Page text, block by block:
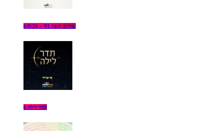
שירים וקפה 91 – 6/8/26
תדר לילה 6